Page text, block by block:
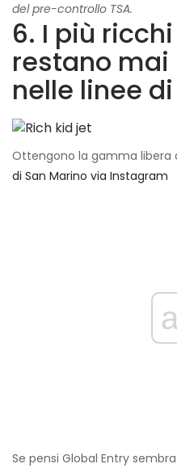
del pre-controllo TSA.
6. I più
restano
nelle linee
Ottengono la gamma libera
di San Marino via Instagram
Se pensi Global Entry